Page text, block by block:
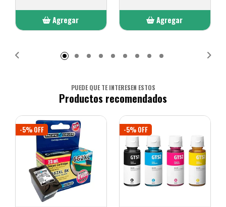
Agregar
Agregar
PUEDE QUE TE INTERESEN ESTOS
Productos recomendados
-5% OFF -5% OFF